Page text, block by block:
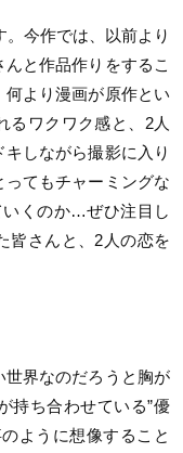
今作では、以前より
と作品作りをするこ
より漫画が原作とい
るワクワク感と、2人
しながら撮影に入り
てもチャーミングな
いくのか…ぜひ注目し
皆さんと、2人の恋を
界なのだろうと胸が
持ち合わせている”優
ように想像すること